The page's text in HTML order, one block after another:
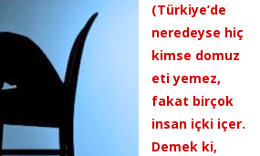
(Türkiye’de
neredeyse hiç
kimse domuz
eti yemez,
fakat birçok
insan içki içer.
Demek ki,